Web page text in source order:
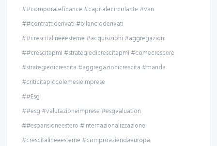
##comporatefinance #capitalecircolante #van
##contrattiderivati #bilancioderivati
##crescitalineeesterne #acquisizioni #aggregazioni
##crescitapmi #strategiedicrescitapmi #comecrescere
#strategiedicrescita #aggregazionicrescita #manda
#criticitapiccolemesieimprese
##Esg
##esg #valutazioneimprese #esgvaluation
##espansioneestero #internazionalizzazione
#crescitalineeesterne #comproaziendaeuropa